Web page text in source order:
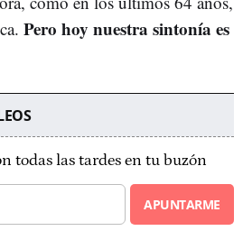
Pero hoy nuestra sintonía es
todas las tardes en tu buzón
APUNTARME